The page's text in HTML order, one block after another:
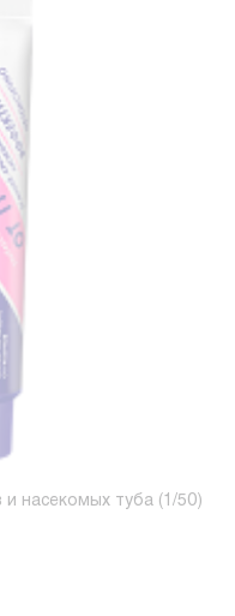
насекомых туба (1/50)